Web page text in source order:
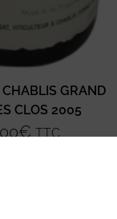
GRAND
CLOS 2005
€ TTC